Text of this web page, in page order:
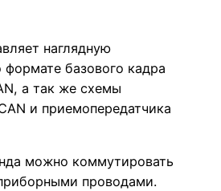
наглядную
базового кадра
а так же схемы
и приемопередатчика
можно коммутировать
проводами.